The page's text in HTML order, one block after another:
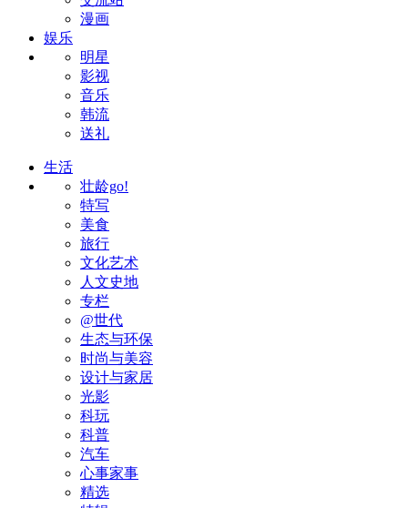
漫画
娱乐
明星
影视
音乐
韩流
送礼
生活
壮龄go!
特写
美食
旅行
文化艺术
人文史地
专栏
@世代
生态与环保
时尚与美容
设计与家居
光影
科玩
科普
汽车
心事家事
精选